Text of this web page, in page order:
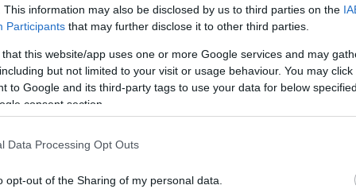
This information may also be disclosed by us to third parties on the
Participants that may further disclose it to other third parties.
that this website/app uses one or more Google services and may
but not limited to your visit or usage behaviour. You may
to Google and its third-party tags to use your data for below
consent section.
Data Processing Opt Outs
opt-out of the Sharing of my personal data.
Το πιο ζεστό καλοκαίρι
φετινό για την Ευρώπη
κατά σχεδόν 1 βαθμό Κελσίου από το μέσο όρο